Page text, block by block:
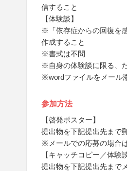
信すること
【体験談】
※「依存症からの回復を
作成すること
※書式は不問
※自身の体験談に限る、
※wordファイルをメール
参加方法
【啓発ポスター】
提出物を下記提出先まで
※メールでの応募の場合
【キャッチコピー／体験談
提出物を下記提出先まで